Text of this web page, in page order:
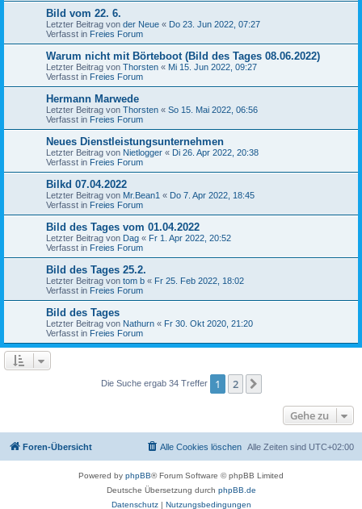
Bild vom 22. 6.
Letzter Beitrag von der Neue « Do 23. Jun 2022, 07:27
Verfasst in Freies Forum
Warum nicht mit Börteboot (Bild des Tages 08.06.2022)
Letzter Beitrag von Thorsten « Mi 15. Jun 2022, 09:27
Verfasst in Freies Forum
Hermann Marwede
Letzter Beitrag von Thorsten « So 15. Mai 2022, 06:56
Verfasst in Freies Forum
Neues Dienstleistungsunternehmen
Letzter Beitrag von Nietlogger « Di 26. Apr 2022, 20:38
Verfasst in Freies Forum
Bilkd 07.04.2022
Letzter Beitrag von Mr.Bean1 « Do 7. Apr 2022, 18:45
Verfasst in Freies Forum
Bild des Tages vom 01.04.2022
Letzter Beitrag von Dag « Fr 1. Apr 2022, 20:52
Verfasst in Freies Forum
Bild des Tages 25.2.
Letzter Beitrag von tom b « Fr 25. Feb 2022, 18:02
Verfasst in Freies Forum
Bild des Tages
Letzter Beitrag von Nathurn « Fr 30. Okt 2020, 21:20
Verfasst in Freies Forum
Die Suche ergab 34 Treffer 1 2
Gehe zu
Foren-Übersicht Alle Zeiten sind UTC+02:00
Alle Cookies löschen
Powered by phpBB® Forum Software © phpBB Limited
Deutsche Übersetzung durch phpBB.de
Datenschutz| Nutzungsbedingungen